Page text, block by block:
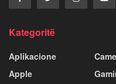
Kategoritë
Aplikacione
Apple